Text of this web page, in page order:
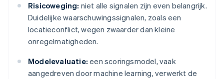
Risicoweging: niet alle signalen zijn even belangrijk.
Duidelijke waarschuwingssignalen, zoals een
locatieconflict, wegen zwaarder dan kleine
onregelmatigheden.
Modelevaluatie: een scoringsmodel, vaak
aangedreven door machine learning, verwerkt de